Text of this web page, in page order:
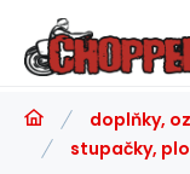
doplňky,
stupačky,